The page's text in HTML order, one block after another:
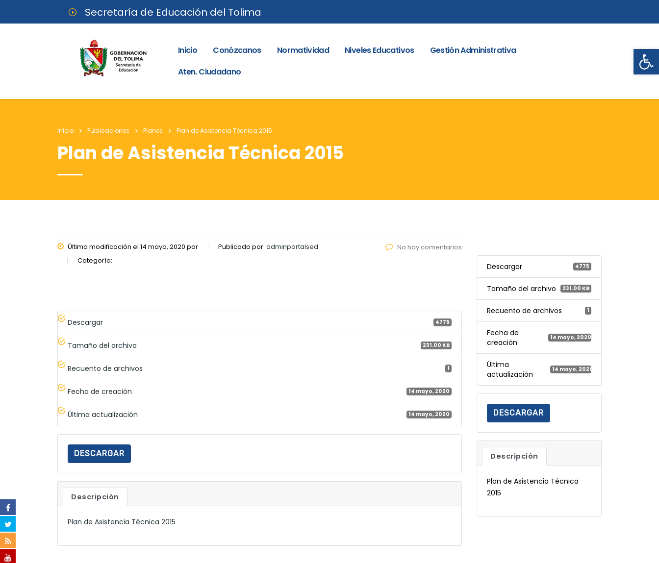
Secretaría de Educación del Tolima
Inicio Conózcanos Normatividad Niveles Educativos
Gestión Administrativa
Aten. Ciudadano
Inicio Publicaciones Planes Plan de Asistencia Técnica 2015
Plan de Asistencia Técnica 2015
Última modificación el 14 mayo, 2020 por Publicado por: adminportalsed
Categoría:
No hay comentarios
Descargar 4775
Tamaño del archivo 231.00 KB
Recuento de archivos 1
Fecha de creación 14 mayo, 2020
Última actualización 14 mayo, 2020
DESCARGAR
Descripción
Plan de Asistencia Técnica 2015
Descargar 4775
Tamaño del archivo 231.00 KB
Recuento de archivos 1
Fecha de
creación
14 mayo, 2020
Última
actualización
14 mayo, 2020
DESCARGAR
Descripción
Plan de Asistencia Técnica
2015